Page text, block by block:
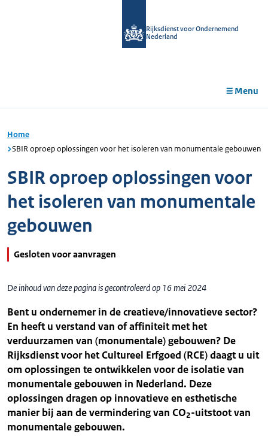
Rijksdienst voor Ondernemend
Nederland
Menu
Home
SBIR oproep oplossingen voor het isoleren van monumentale gebouwen
SBIR oproep oplossingen voor
het isoleren van monumentale
gebouwen
Gesloten voor aanvragen
De inhoud van deze pagina is gecontroleerd op 16 mei 2024
Bent u ondernemer in de creatieve/innovatieve sector?
En heeft u verstand van of affiniteit met het
verduurzamen van (monumentale) gebouwen? De
Rijksdienst voor het Cultureel Erfgoed (RCE) daagt u uit
om oplossingen te ontwikkelen voor de isolatie van
monumentale gebouwen in Nederland. Deze
oplossingen dragen op innovatieve en esthetische
manier bij aan de vermindering van CO2-uitstoot van
monumentale gebouwen.